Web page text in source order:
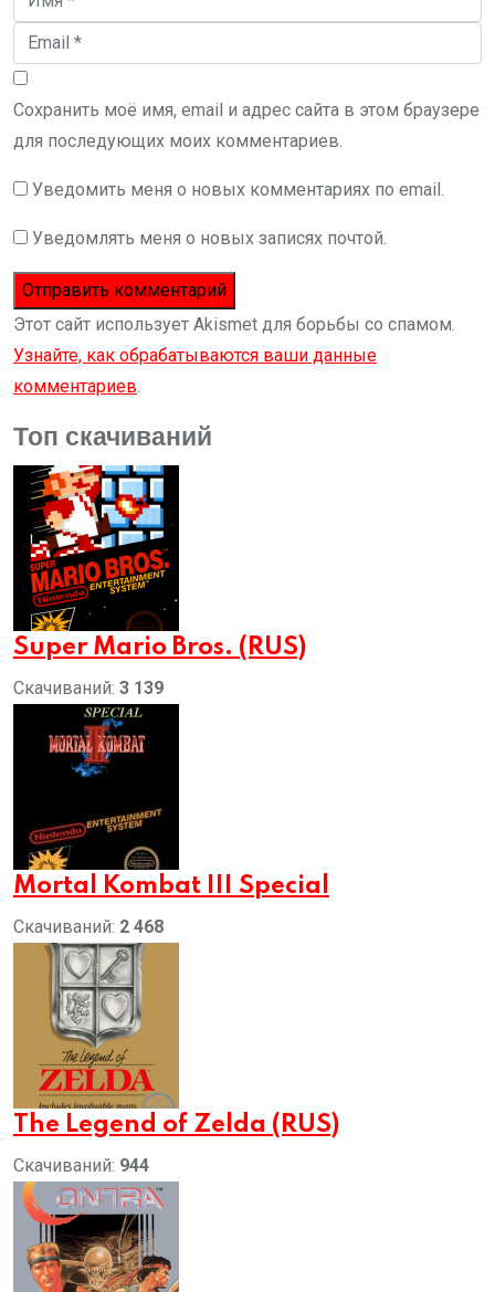
Сохранить моё имя, email и адрес сайта в этом браузере
для последующих моих комментариев.
Уведомить меня о новых комментариях по email.
Уведомлять меня о новых записях почтой.
Этот сайт использует Akismet для борьбы со спамом.
Узнайте, как обрабатываются ваши данные
комментариев.
Топ скачиваний
Super Mario Bros. (RUS)
Скачиваний: 3 139
Mortal Kombat III Special
Скачиваний: 2 468
The Legend of Zelda (RUS)
Скачиваний: 944